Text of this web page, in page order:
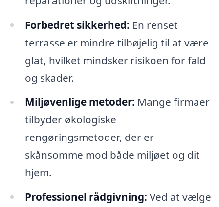
Forbedret sikkerhed: En renset
terrasse er mindre tilbøjelig til at være
glat, hvilket mindsker risikoen for fald
og skader.
Miljøvenlige metoder: Mange firmaer
tilbyder økologiske
rengøringsmetoder, der er
skånsomme mod både miljøet og dit
hjem.
Professionel rådgivning: Ved at vælge